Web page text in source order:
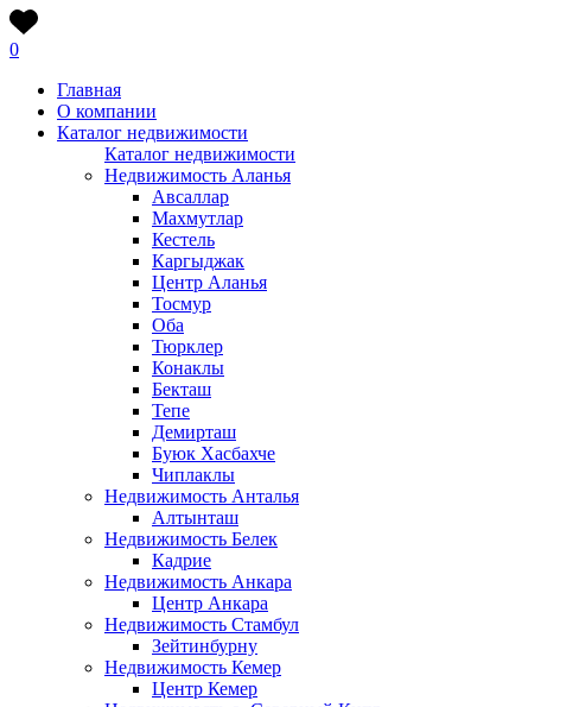
0
Главная
О компании
Каталог недвижимости
Каталог недвижимости
Недвижимость Аланья
Авсаллар
Махмутлар
Кестель
Каргыджак
Центр Аланья
Тосмур
Оба
Тюрклер
Конаклы
Бекташ
Тепе
Демирташ
Буюк Хасбахче
Чиплаклы
Недвижимость Анталья
Алтынташ
Недвижимость Белек
Кадрие
Недвижимость Анкара
Центр Анкара
Недвижимость Стамбул
Зейтинбурну
Недвижимость Кемер
Центр Кемер